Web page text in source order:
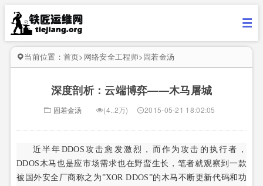
当前位置： 首页> 网络安全工程师>固若金汤
深度剖析：云端博弈——木马屠城
固若金汤 (4..2万) 2015-05-21 18:02:05
近半年DDOS攻击愈发激烈，而作为攻击的执行者，
DDOS木马也是应市场需求也在野蛮生长，笔者就观察到一款
被国外安全厂商称之为”XOR DDOS”的木马不断更新代码和功